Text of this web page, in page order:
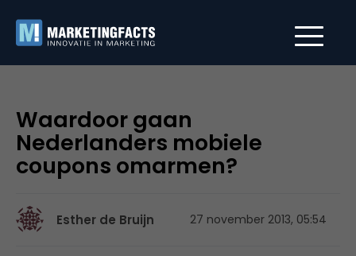
Waardoor gaan
Nederlanders mobiele
coupons omarmen?
Esther de Bruijn 27 november 2013, 05:54